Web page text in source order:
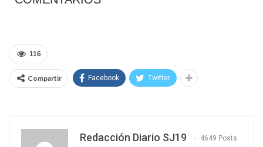
116
Compartir Facebook Twitter
Redacción Diario SJ19 4649 Posts